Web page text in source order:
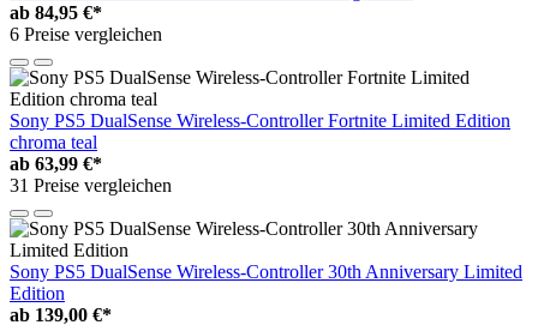
ab 84,95 €*
6 Preise vergleichen
Sony PS5 DualSense Wireless-Controller Fortnite Limited Edition
chroma teal
ab 63,99 €*
31 Preise vergleichen
Sony PS5 DualSense Wireless-Controller 30th Anniversary Limited
Edition
ab 139,00 €*